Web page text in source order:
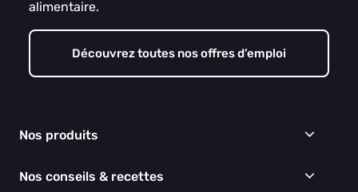
alimentaire.
Découvrez toutes nos offres d’emploi
Nos produits
Épicerie
Nos conseils & recettes